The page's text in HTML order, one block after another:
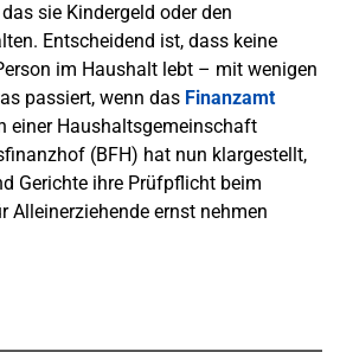
sie Kindergeld oder den
Entscheidend ist, dass keine
im Haushalt lebt – mit wenigen
passiert, wenn das Finanzamt
einer Haushaltsgemeinschaft
(BFH) hat nun klargestellt,
Gerichte ihre Prüfpflicht beim
Alleinerziehende ernst nehmen